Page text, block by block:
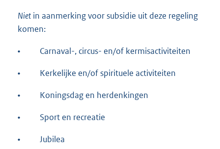
Niet in aanmerking voor subsidie uit deze regeling
komen:
• Carnaval-, circus- en/of kermisactiviteiten
• Kerkelijke en/of spirituele activiteiten
• Koningsdag en herdenkingen
• Sport en recreatie
• Jubilea